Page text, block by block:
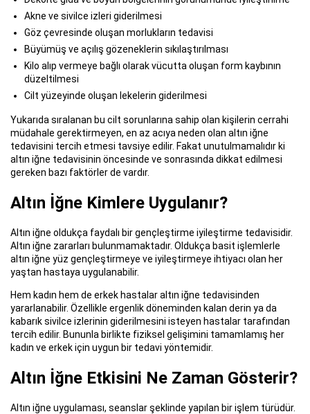
Akne ve sivilce izleri giderilmesi
Göz çevresinde oluşan morlukların tedavisi
Büyümüş ve açılış gözeneklerin sıkılaştırılması
Kilo alıp vermeye bağlı olarak vücutta oluşan form kaybının
düzeltilmesi
Cilt yüzeyinde oluşan lekelerin giderilmesi
Yukarıda sıralanan bu cilt sorunlarına sahip olan kişilerin cerrahi
müdahale gerektirmeyen, en az acıya neden olan altın iğne
tedavisini tercih etmesi tavsiye edilir. Fakat unutulmamalıdır ki
altın iğne tedavisinin öncesinde ve sonrasında dikkat edilmesi
gereken bazı faktörler de vardır.
Altın İğne Kimlere Uygulanır?
Altın iğne oldukça faydalı bir gençleştirme iyileştirme tedavisidir.
Altın iğne zararları bulunmamaktadır. Oldukça basit işlemlerle
altın iğne yüz gençleştirmeye ve iyileştirmeye ihtiyacı olan her
yaştan hastaya uygulanabilir.
Hem kadın hem de erkek hastalar altın iğne tedavisinden
yararlanabilir. Özellikle ergenlik döneminden kalan derin ya da
kabarık sivilce izlerinin giderilmesini isteyen hastalar tarafından
tercih edilir. Bununla birlikte fiziksel gelişimini tamamlamış her
kadın ve erkek için uygun bir tedavi yöntemidir.
Altın İğne Etkisini Ne Zaman Gösterir?
Altın iğne uygulaması, seanslar şeklinde yapılan bir işlem türüdür.